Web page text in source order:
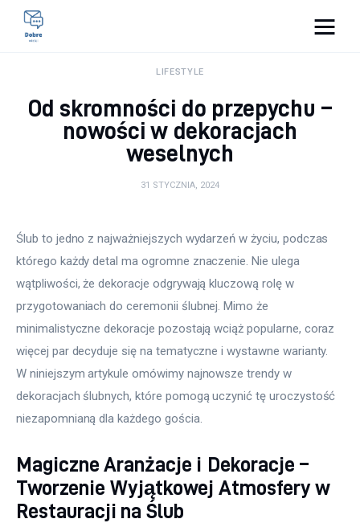
Lifestyle
Kunchnia i kulinaria
Więcej
LIFESTYLE
Od skromności do przepychu –
nowości w dekoracjach
weselnych
31 STYCZNIA, 2024
Ślub to jedno z najważniejszych wydarzeń w życiu, podczas
którego każdy detal ma ogromne znaczenie. Nie ulega
wątpliwości, że dekoracje odgrywają kluczową rolę w
przygotowaniach do ceremonii ślubnej. Mimo że
minimalistyczne dekoracje pozostają wciąż popularne, coraz
więcej par decyduje się na tematyczne i wystawne warianty.
W niniejszym artykule omówimy najnowsze trendy w
dekoracjach ślubnych, które pomogą uczynić tę uroczystość
niezapomnianą dla każdego gościa.
Magiczne Aranżacje i Dekoracje –
Tworzenie Wyjątkowej Atmosfery w
Restauracji na Ślub